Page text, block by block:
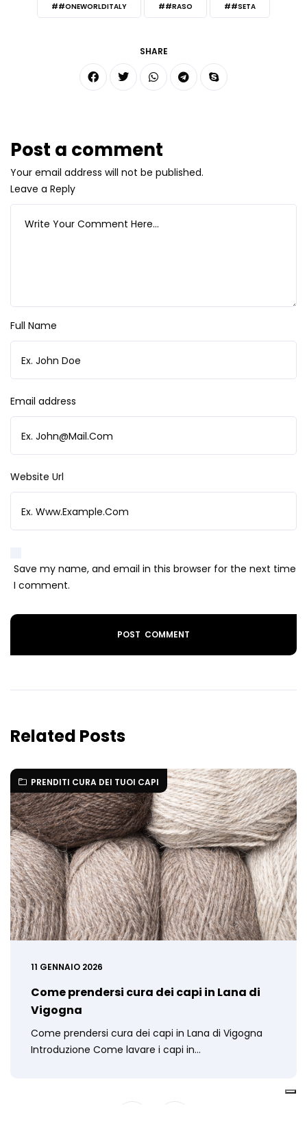
##ONEWORLDITALY ##RASO ##SETA
SHARE
Post a comment
Your email address will not be published.
Leave a Reply
Full Name
Email address
Website Url
Save my name, and email in this browser for the next time
I comment.
Related Posts
PRENDITI CURA DEI TUOI CAPI
11 GENNAIO 2026
Come prendersi cura dei capi in Lana di
Vigogna
Come prendersi cura dei capi in Lana di Vigogna
Introduzione Come lavare i capi in…